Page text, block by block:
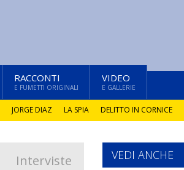
RACCONTI
E FUMETTI ORIGINALI
VIDEO
E GALLERIE
JORGE DIAZ LA SPIA DELITTO IN CORNICE
Interviste VEDI ANCHE